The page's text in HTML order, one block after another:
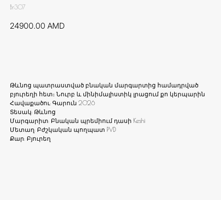
Br307
24900.00 AMD
Թևնոց պատրաստված բնական մարգարտից համադրված
բյուրեղի հետ։ Նուրբ և մինիմալիստիկ լրացում քո կերպարին
Հավաքածու: Գարուն 2026
Տեսակ: Թևնոց
Մարգարիտ: Բնական պրեմիում դասի Keshi
Մետաղ: Բժշկական պողպատ PVD
Քար: Բյուրեղ